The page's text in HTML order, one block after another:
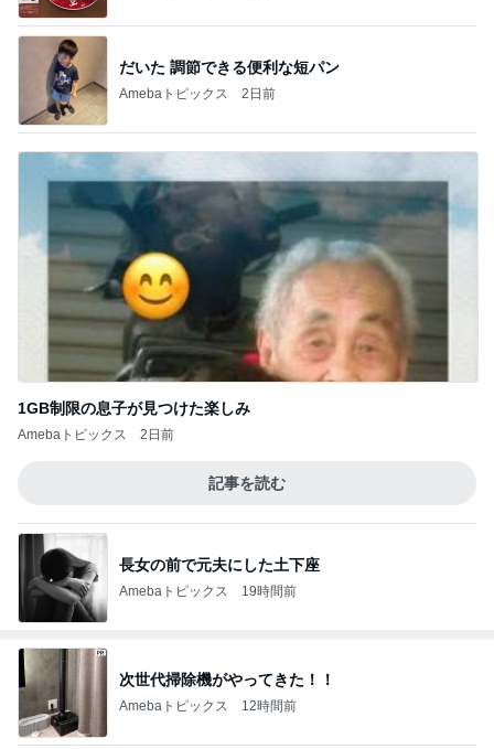
だいた 調節できる便利な短パン
Amebaトピックス 2日前
1GB制限の息子が見つけた楽しみ
Amebaトピックス 2日前
記事を読む
長女の前で元夫にした土下座
Amebaトピックス 19時間前
次世代掃除機がやってきた！！
Amebaトピックス 12時間前